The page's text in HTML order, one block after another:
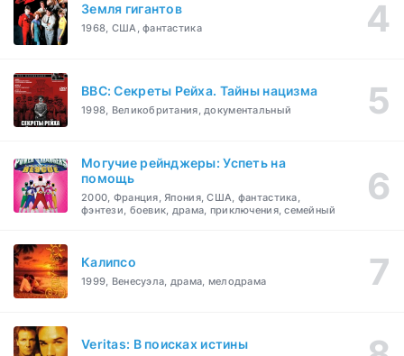
Земля гигантов
1968, США, фантастика
BBC: Секреты Рейха. Тайны нацизма
1998, Великобритания, документальный
Могучие рейнджеры: Успеть на
помощь
2000, Франция, Япония, США, фантастика,
фэнтези, боевик, драма, приключения, семейный
Калипсо
1999, Венесуэла, драма, мелодрама
Veritas: В поисках истины